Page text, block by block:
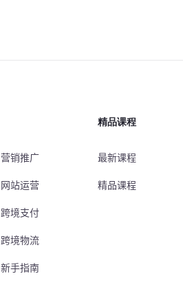
营销推广
网站运营
跨境支付
跨境物流
新手指南
精品课程
最新课程
精品课程